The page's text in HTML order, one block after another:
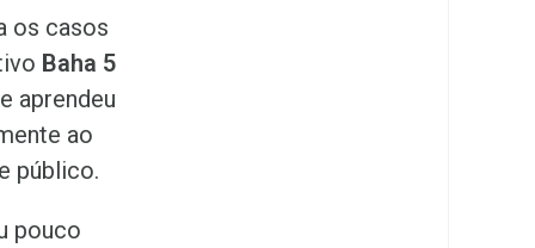
os casos
Baha 5
aprendeu
ao
público.
pouco